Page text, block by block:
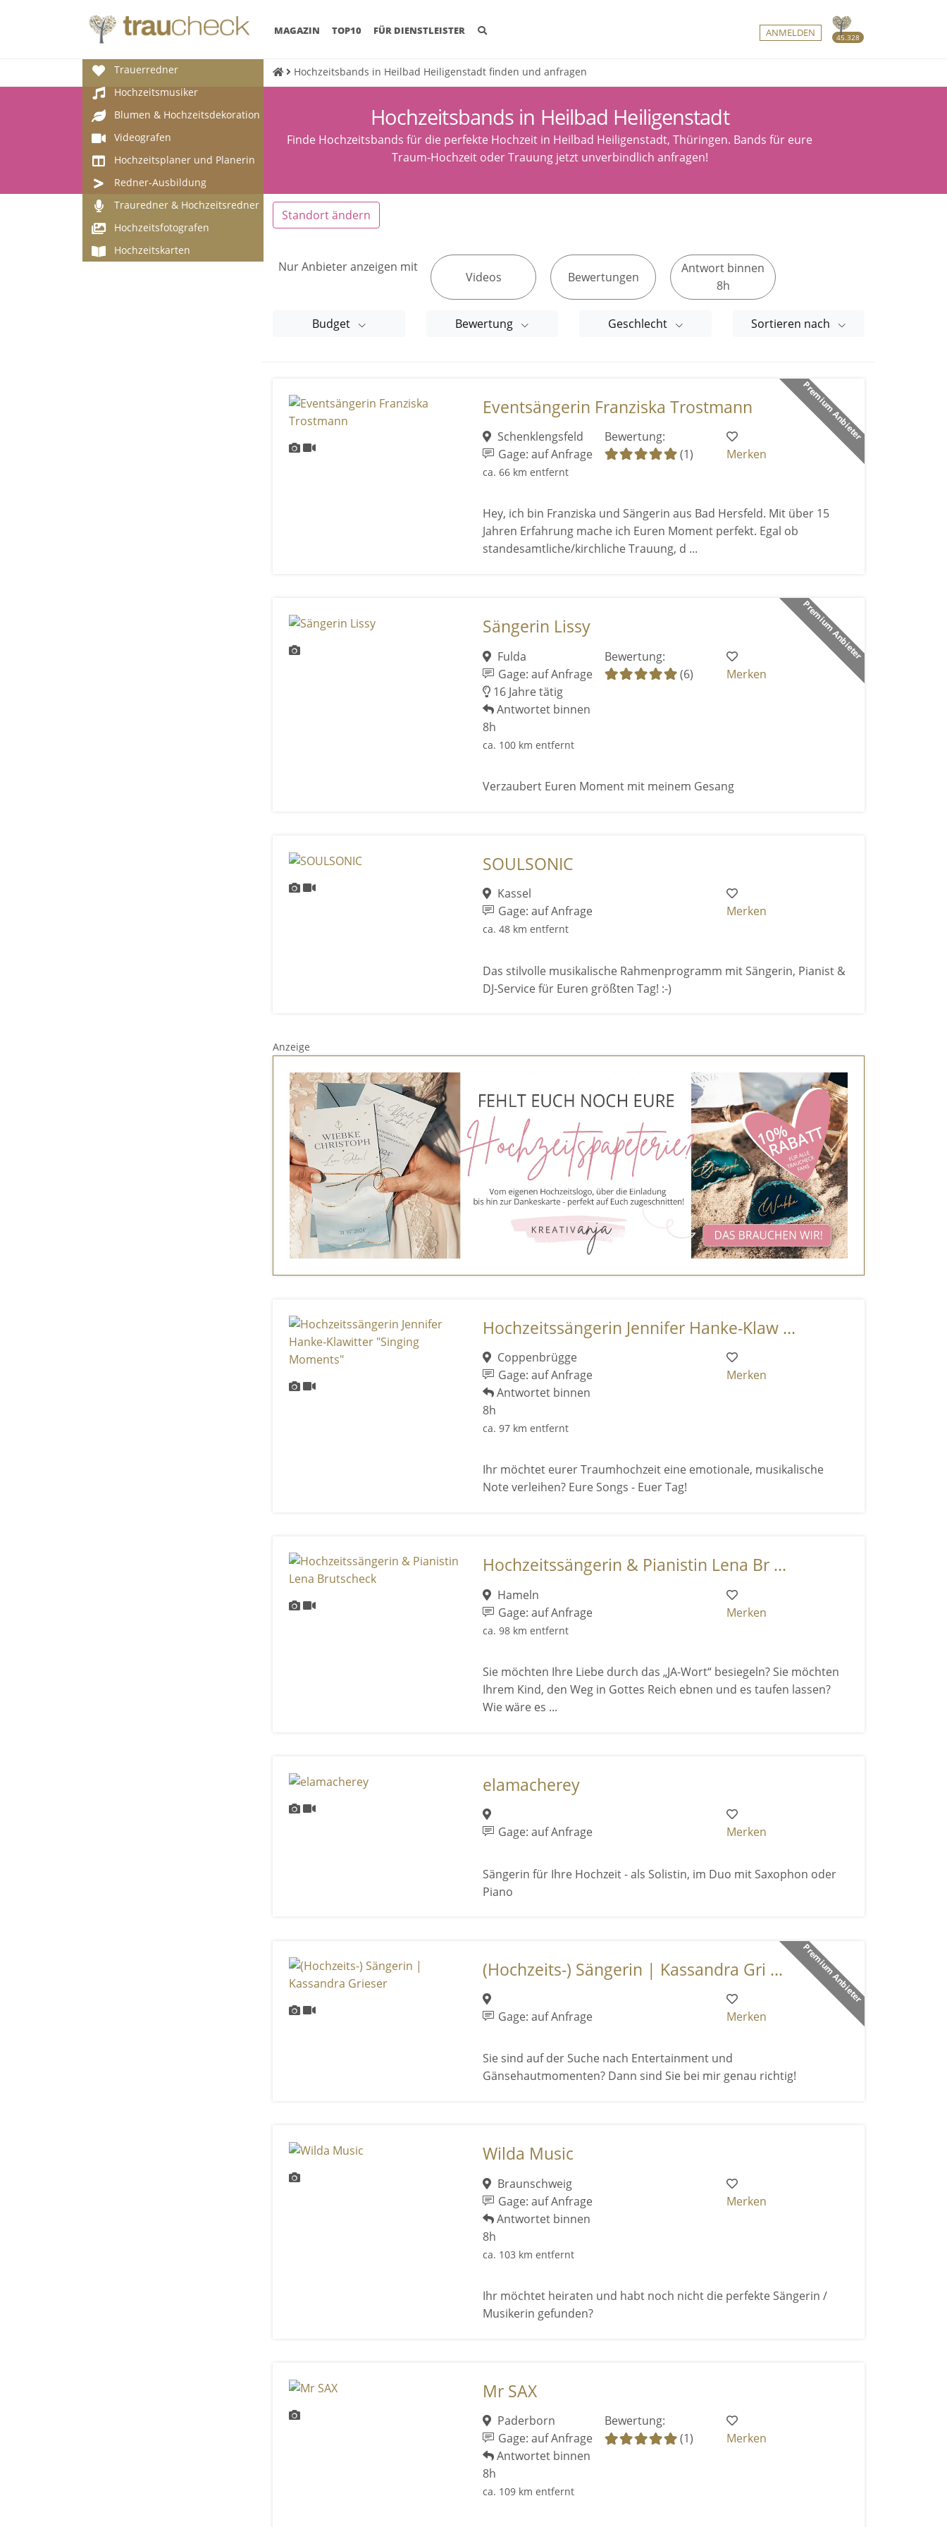
45.328
MAGAZIN (CURRENT)
TOP10 FÜR DIENSTLEISTER ANMELDEN
Trauerredner
Hochzeitsmusiker
Blumen & Hochzeitsdekoration
Videografen
Hochzeitsplaner und Planerin
Redner-Ausbildung
Trauredner & Hochzeitsredner
Hochzeitsfotografen
Hochzeitskarten
Hochzeitsbands in Heilbad Heiligenstadt finden und anfragen
Hochzeitsbands in Heilbad Heiligenstadt
Finde Hochzeitsbands für die perfekte Hochzeit in Heilbad Heiligenstadt, Thüringen. Bands für eure
Traum-Hochzeit oder Trauung jetzt unverbindlich anfragen!
Standort ändern
Nur Anbieter anzeigen mit
Videos Bewertungen
Antwort binnen
8h
Budget Bewertung Geschlecht Sortieren nach
Premium Anbieter
Eventsängerin Franziska Trostmann
Schenklengsfeld
Gage: auf Anfrage
ca. 66 km entfernt
Bewertung:
(1)
Merken
Hey, ich bin Franziska und Sängerin aus Bad Hersfeld. Mit über 15
Jahren Erfahrung mache ich Euren Moment perfekt. Egal ob
standesamtliche/kirchliche Trauung, d ...
Premium Anbieter
Sängerin Lissy
Fulda
Gage: auf Anfrage
16 Jahre tätig
Antwortet binnen
8h
ca. 100 km entfernt
Bewertung:
(6)
Merken
Verzaubert Euren Moment mit meinem Gesang
SOULSONIC
Kassel
Gage: auf Anfrage
ca. 48 km entfernt
Merken
Das stilvolle musikalische Rahmenprogramm mit Sängerin, Pianist &
DJ-Service für Euren größten Tag! :-)
Anzeige
Hochzeitssängerin Jennifer Hanke-Klaw ...
Coppenbrügge
Gage: auf Anfrage
Antwortet binnen
8h
ca. 97 km entfernt
Merken
Ihr möchtet eurer Traumhochzeit eine emotionale, musikalische
Note verleihen? Eure Songs - Euer Tag!
Hochzeitssängerin & Pianistin Lena Br ...
Hameln
Gage: auf Anfrage
ca. 98 km entfernt
Merken
Sie möchten Ihre Liebe durch das „JA-Wort“ besiegeln? Sie möchten
Ihrem Kind, den Weg in Gottes Reich ebnen und es taufen lassen?
Wie wäre es ...
elamacherey
Gage: auf Anfrage Merken
Sängerin für Ihre Hochzeit - als Solistin, im Duo mit Saxophon oder
Piano
Premium Anbieter
(Hochzeits-) Sängerin | Kassandra Gri ...
Gage: auf Anfrage Merken
Sie sind auf der Suche nach Entertainment und
Gänsehautmomenten? Dann sind Sie bei mir genau richtig!
Wilda Music
Braunschweig
Gage: auf Anfrage
Antwortet binnen
8h
ca. 103 km entfernt
Merken
Ihr möchtet heiraten und habt noch nicht die perfekte Sängerin /
Musikerin gefunden?
Mr SAX
Paderborn
Gage: auf Anfrage
Antwortet binnen
8h
ca. 109 km entfernt
Bewertung:
(1)
Merken